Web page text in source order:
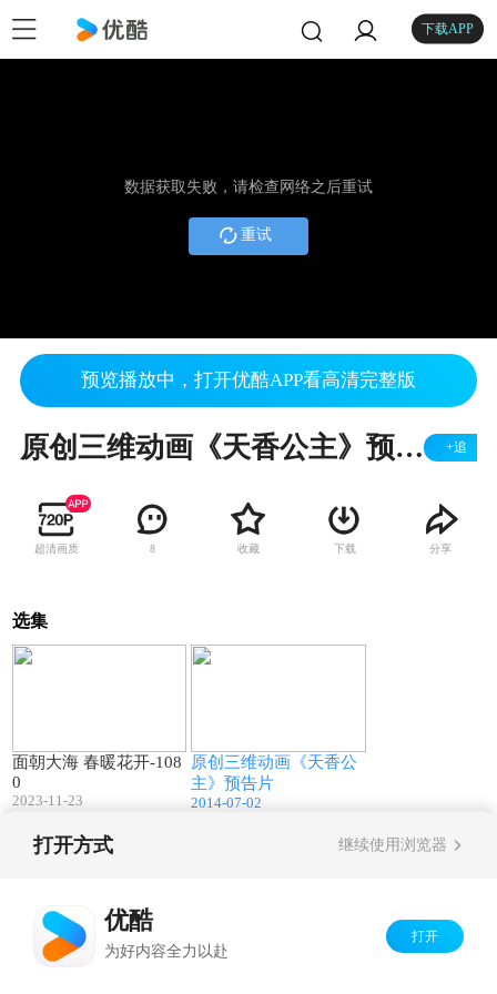
下载APP
数据获取失败，请检查网络之后重试
重试
预览播放中，打开优酷APP看高清完整版
原创三维动画《天香公主》预告片 +追
超清画质 8 收藏 下载 分享
选集
面朝大海 春暖花开-108
0
2023-11-23
原创三维动画《天香公
主》预告片
2014-07-02
打开方式 继续使用浏览器
优酷
为好内容全力以赴
打开